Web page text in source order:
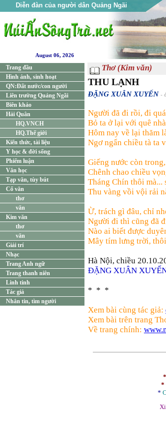
Diễn đàn của người dân Quảng Ngãi
August 06, 2026
Trang đầu
Hình ảnh, sinh hoạt
QN:Đất nước/con người
Liên trường Quảng Ngãi
Biên khảo
Hải Quân
HQ.VNCH
HQ.Thế giới
Kiến thức, tài liệu
Y học & đời sống
Phiếm luận
Văn học
Tạp văn, tùy bút
Cổ văn
thơ
văn
Kim văn
thơ
văn
Giải trí
Nhạc
Trang Anh ngữ
Trang thanh niên
Linh tinh
Tác giả
Nhắn tin, tìm người
Thơ (Kim văn)
THU LẠNH
ĐẶNG XUÂN XUYẾN -
Người đã đi rồi, đi
Bỏ ta ở lại với quê nhà
Hôm nay về lại thăm
Ngơ ngẩn chiều tà ta
Giếng nước còn
Chênh chao chiều
Tháng Chín thôi mà...
Thu vàng vồi vội rải
Ừ, trách gì đâu, chỉ
Người đi thì cũng đã
Nào ai biết được
Mây tím lưng trời,
Hà Nội, chiều
ĐẶNG XUÂN
* * *
Xem bài cùng tác giả:
Xem bài trên trang
Về trang chính:
*
*
*